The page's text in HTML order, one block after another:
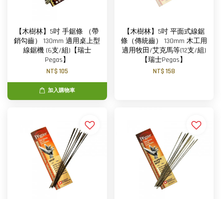
【木樹林】5吋 手鋸條 （帶
銷勾齒） 130mm 適用桌上型
線鋸機 (6支/組)【瑞士
Pegas】
NT$ 105
加入購物車
【木樹林】5吋 平面式線鋸
條（傳統齒） 130mm 木工用
適用牧田/艾克馬等(12支/組)
【瑞士Pegas】
NT$ 158